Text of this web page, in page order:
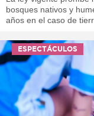
bosques nativos y
años en el caso de
ESPECTÁCULOS